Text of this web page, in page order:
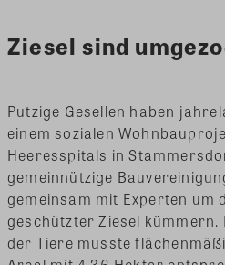
Ziesel sind
Putzige Gesellen haben
einem sozialen
Heeresspitals in
gemeinnützige
gemeinsam mit Experten um
geschützter Ziesel kümmern.
der Tiere musste